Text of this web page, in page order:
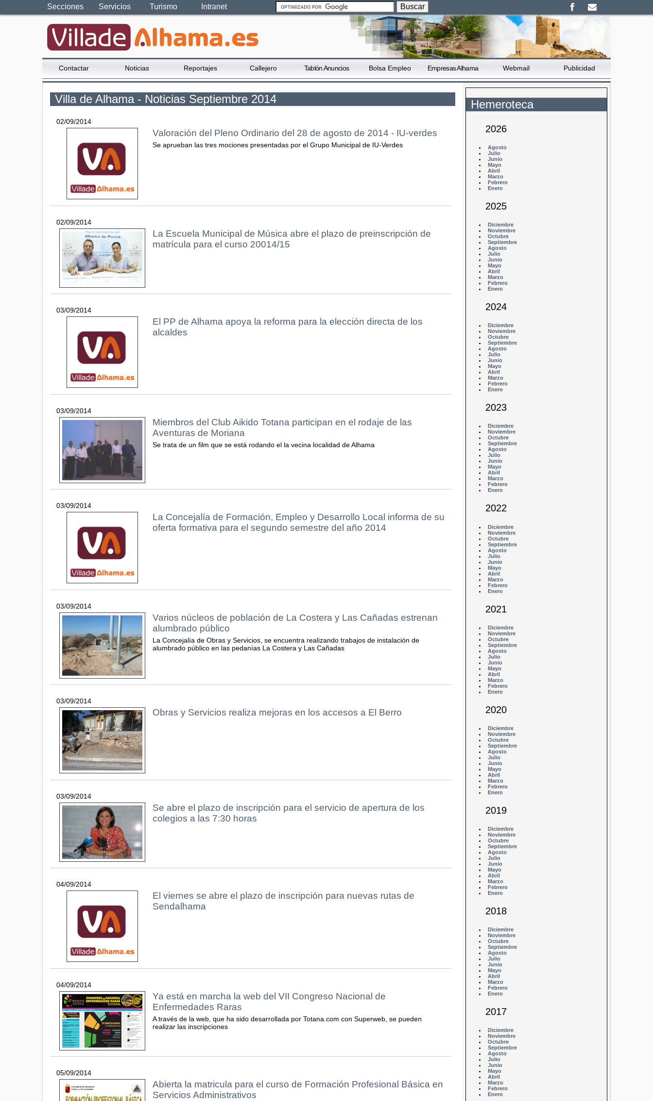
Secciones Servicios Turismo Intranet
Contactar Noticias Reportajes Callejero Tablón Anuncios Bolsa Empleo Empresas Alhama Webmail Publicidad
Villa de Alhama - Noticias Septiembre 2014
02/09/2014
Valoración del Pleno Ordinario del 28 de agosto de 2014 - IU-verdes
Se aprueban las tres mociones presentadas por el Grupo Municipal de IU-Verdes
02/09/2014
La Escuela Municipal de Música abre el plazo de preinscripción de
matrícula para el curso 20014/15
03/09/2014
El PP de Alhama apoya la reforma para la elección directa de los
alcaldes
03/09/2014
Miembros del Club Aikido Totana participan en el rodaje de las
Aventuras de Moriana
Se trata de un film que se está rodando el la vecina localidad de Alhama
03/09/2014
La Concejalía de Formación, Empleo y Desarrollo Local informa de su
oferta formativa para el segundo semestre del año 2014
03/09/2014
Varios núcleos de población de La Costera y Las Cañadas estrenan
alumbrado público
La Concejalía de Obras y Servicios, se encuentra realizando trabajos de instalación de
alumbrado público en las pedanías La Costera y Las Cañadas
03/09/2014
Obras y Servicios realiza mejoras en los accesos a El Berro
03/09/2014
Se abre el plazo de inscripción para el servicio de apertura de los
colegios a las 7:30 horas
04/09/2014
El viernes se abre el plazo de inscripción para nuevas rutas de
Sendalhama
04/09/2014
Ya está en marcha la web del VII Congreso Nacional de
Enfermedades Raras
A través de la web, que ha sido desarrollada por Totana.com con Superweb, se pueden
realizar las inscripciones
05/09/2014
Abierta la matricula para el curso de Formación Profesional Básica en
Servicios Administrativos
Hemeroteca
2026
Agosto
Julio
Junio
Mayo
Abril
Marzo
Febrero
Enero
2025
Diciembre
Noviembre
Octubre
Septiembre
Agosto
Julio
Junio
Mayo
Abril
Marzo
Febrero
Enero
2024
Diciembre
Noviembre
Octubre
Septiembre
Agosto
Julio
Junio
Mayo
Abril
Marzo
Febrero
Enero
2023
Diciembre
Noviembre
Octubre
Septiembre
Agosto
Julio
Junio
Mayo
Abril
Marzo
Febrero
Enero
2022
Diciembre
Noviembre
Octubre
Septiembre
Agosto
Julio
Junio
Mayo
Abril
Marzo
Febrero
Enero
2021
Diciembre
Noviembre
Octubre
Septiembre
Agosto
Julio
Junio
Mayo
Abril
Marzo
Febrero
Enero
2020
Diciembre
Noviembre
Octubre
Septiembre
Agosto
Julio
Junio
Mayo
Abril
Marzo
Febrero
Enero
2019
Diciembre
Noviembre
Octubre
Septiembre
Agosto
Julio
Junio
Mayo
Abril
Marzo
Febrero
Enero
2018
Diciembre
Noviembre
Octubre
Septiembre
Agosto
Julio
Junio
Mayo
Abril
Marzo
Febrero
Enero
2017
Diciembre
Noviembre
Octubre
Septiembre
Agosto
Julio
Junio
Mayo
Abril
Marzo
Febrero
Enero